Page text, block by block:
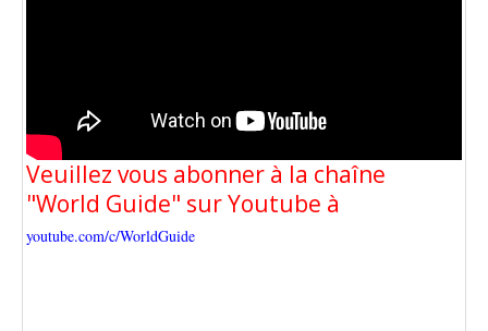
Veuillez vous abonner à la chaîne
"World Guide" sur Youtube à
youtube.com/c/WorldGuide